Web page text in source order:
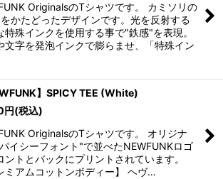
OriginalsのTシャツです。 カミソリの
かたどったデザインです。光を反射する
特殊インクを使用する事で"鉄感"を表現。
文字を発泡インクで膨らませ、「特殊イン
】SPICY TEE (White)
円(税込)
OriginalsのTシャツです。 オリジナ
イシーフォント"で並べたNEWFUNKロゴ
ントとバックにプリントされています。
ミアムコットンボディー】 ヘヴ…